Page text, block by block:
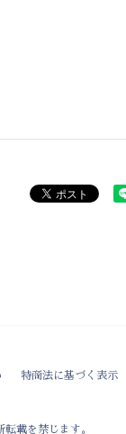
特商法に基づく表示
載を禁じます。